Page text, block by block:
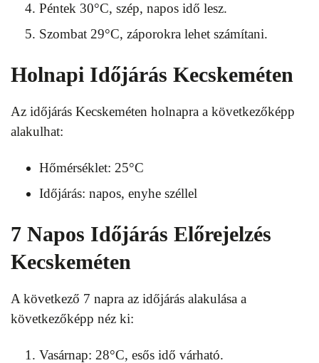
Péntek 30°C, szép, napos idő lesz.
Szombat 29°C, záporokra lehet számítani.
Holnapi Időjárás Kecskeméten
Az időjárás Kecskeméten holnapra a következőképp
alakulhat:
Hőmérséklet: 25°C
Időjárás: napos, enyhe széllel
7 Napos Időjárás Előrejelzés
Kecskeméten
A következő 7 napra az időjárás alakulása a
következőképp néz ki:
Vasárnap: 28°C, esős idő várható.